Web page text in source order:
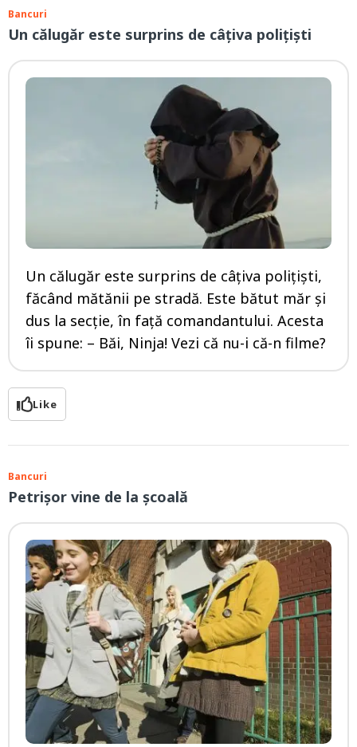
Bancuri
Un călugăr este surprins de câțiva polițiști
Un călugăr este surprins de câțiva polițiști,
făcând mătănii pe stradă. Este bătut măr și
dus la secție, în față comandantului. Acesta
îi spune: – Băi, Ninja! Vezi că nu-i că-n filme?
Like
Bancuri
Petrișor vine de la școală